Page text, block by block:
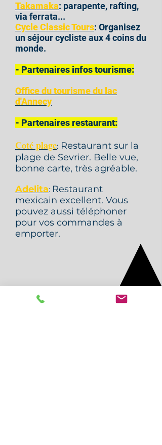
Takamaka: parapente, rafting,
via ferrata...
Cycle Classic Tours: Organisez
un séjour cycliste aux 4 coins du
monde.
- Partenaires infos tourisme:
Office du tourisme du lac
d'Annecy
- Partenaires restaurant:
Coté plage: Restaurant sur la
plage de Sevrier. Belle vue,
bonne carte, très agréable.
Adelita: Restaurant
mexicain excellent. Vous
pouvez aussi téléphoner
pour vos commandes à
emporter.